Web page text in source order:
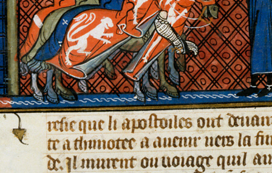
DATE LIMITE DE SOUMISSION : 4 JANVIER 2027
La revueTracésest ravie de vous
transmettre son dernier appel à
contribution : « Hétérodoxies » (T52),
dirigé par Chloé Mondémé, Pierre-
Nicolas Oberhauser et Anthony
Pecqueux, et dont voici un extrait :
Le présent numéro deTracésvise à mettre en discussion la notion d’hétérodoxie
et ses équivoques, sur une variété de terrains d’enquête et à partir de cas